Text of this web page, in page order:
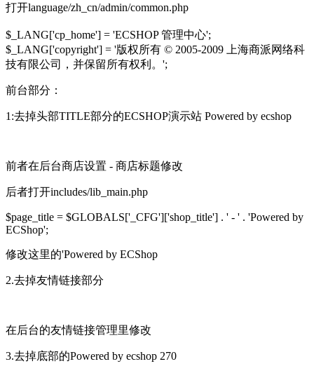
打开language/zh_cn/admin/common.php
$_LANG['cp_home'] = 'ECSHOP 管理中心';
$_LANG['copyright'] = '版权所有 © 2005-2009 上海商派网络科
技有限公司，并保留所有权利。';
前台部分：
1:去掉头部TITLE部分的ECSHOP演示站 Powered by ecshop
前者在后台商店设置 - 商店标题修改
后者打开includes/lib_main.php
$page_title = $GLOBALS['_CFG']['shop_title'] . ' - ' . 'Powered by
ECShop';
修改这里的'Powered by ECShop
2.去掉友情链接部分
在后台的友情链接管理里修改
3.去掉底部的Powered by ecshop 270